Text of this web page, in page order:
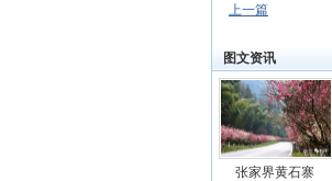
上一篇
图文资讯
张家界黄石寨